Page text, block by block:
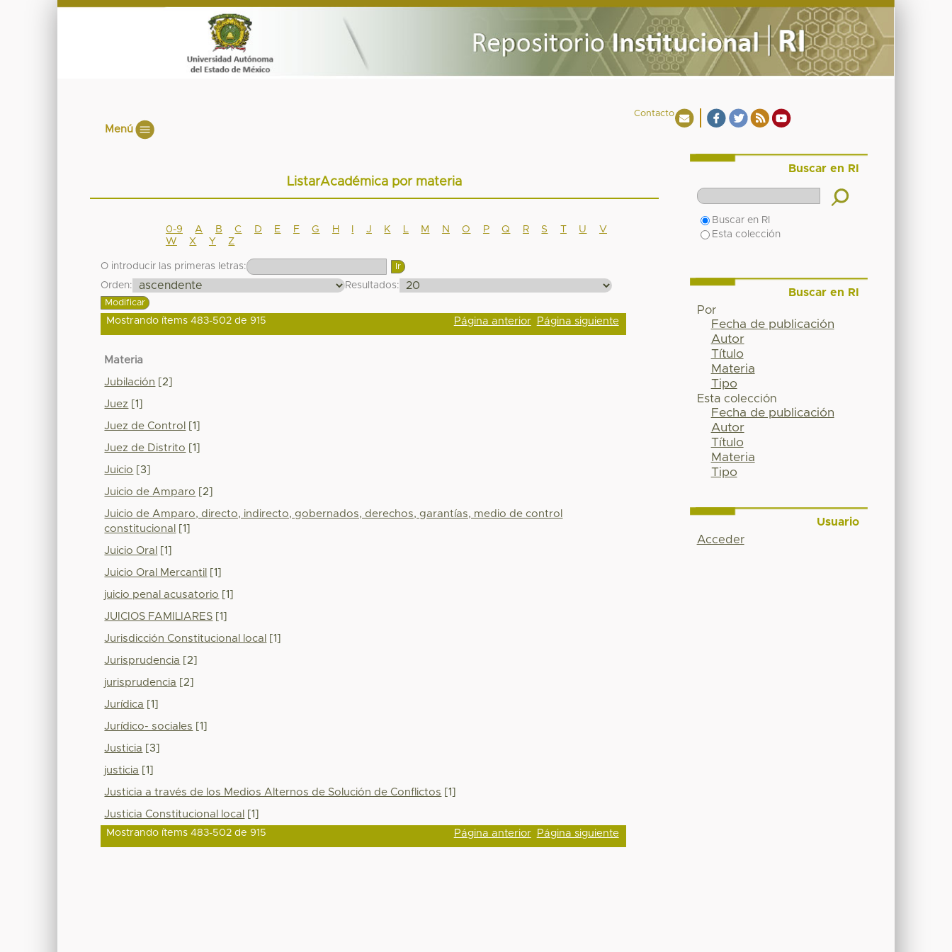
Contacto
Menú
ListarAcadémica por materia
0-9 A B C D E F G H J K M N O P Q R S T U
V
W
X Y Z
O introducir las primeras letras:
Orden:
Resultados:
Mostrando ítems 483-502 de 915 Página anterior Página siguiente
Materia
Jubilación [2]
Juez [1]
Juez de Control [1]
Juez de Distrito [1]
Juicio [3]
Juicio de Amparo [2]
Juicio de Amparo, directo, indirecto, gobernados, derechos, garantías, medio de control
constitucional
[1]
Juicio Oral [1]
Juicio Oral Mercantil [1]
juicio penal acusatorio [1]
JUICIOS FAMILIARES [1]
Jurisdicción Constitucional local [1]
Jurisprudencia [2]
jurisprudencia [2]
Jurídica [1]
Jurídico- sociales [1]
Justicia [3]
justicia [1]
Justicia a través de los Medios Alternos de Solución de Conflictos [1]
Justicia Constitucional local [1]
Mostrando ítems 483-502 de 915 Página anterior Página siguiente
Buscar en RI
Buscar en RI
Esta colección
Buscar en RI
Por
Fecha de publicación
Autor
Título
Materia
Tipo
Esta colección
Fecha de publicación
Autor
Título
Materia
Tipo
Usuario
Acceder